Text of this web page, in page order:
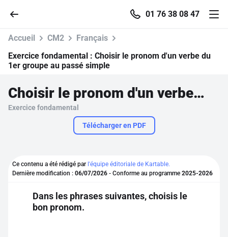
01 76 38 08 47
Parcourir
Se connecter
S'inscrire gratuitement
Accueil CM2
Français
Exercice fondamental : Choisir le pronom d'un verbe du
1er groupe au passé simple
Choisir le pronom d'un verbe du 1er groupe au passé simple
Exercice fondamental
Télécharger en PDF
Ce contenu a été rédigé par l'équipe éditoriale de Kartable.
Dernière modification : 06/07/2026 - Conforme au programme 2025-2026
Dans les phrases suivantes, choisis le
bon pronom.